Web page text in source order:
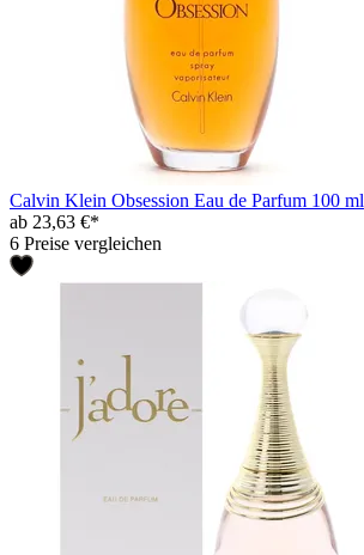
Calvin Klein Obsession Eau de Parfum 100 ml
ab 23,63 €*
6 Preise vergleichen